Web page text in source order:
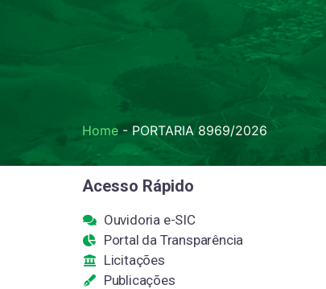
Home -PORTARIA 8969/2026
Acesso Rápido
Ouvidoria e-SIC
Portal da Transparência
Licitações
Publicações